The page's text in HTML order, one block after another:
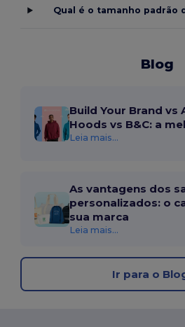
Qual é o tamanho padrão
Blog
Build Your Brand vs
Hoods vs B&C: a
Leia mais...
As vantagens dos
personalizados: o
sua marca
Leia mais...
Ir para o